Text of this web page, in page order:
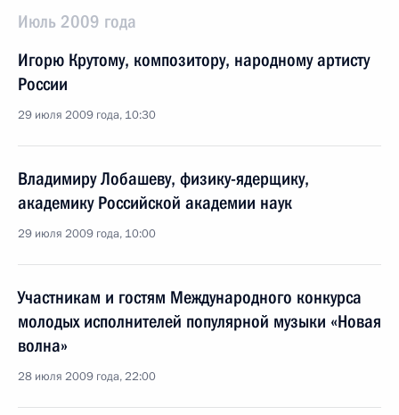
Июль 2009 года
Игорю Крутому, композитору, народному артисту
России
29 июля 2009 года, 10:30
Владимиру Лобашеву, физику-ядерщику,
академику Российской академии наук
29 июля 2009 года, 10:00
Участникам и гостям Международного конкурса
молодых исполнителей популярной музыки «Новая
волна»
28 июля 2009 года, 22:00